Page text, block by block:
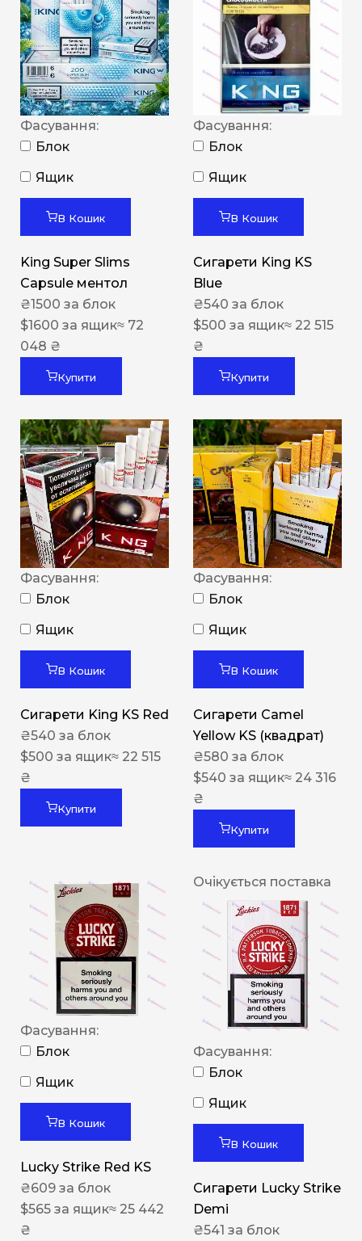
Фасування:
Блок
Ящик
В Кошик
King Super Slims
Capsule ментол
₴1500 за блок
$1600 за ящик≈ 72
048 ₴
Купити
Фасування:
Блок
Ящик
В Кошик
Сигарети King KS
Blue
₴540 за блок
$500 за ящик≈ 22 515
₴
Купити
Фасування:
Блок
Ящик
В Кошик
Сигарети King KS Red
₴540 за блок
$500 за ящик≈ 22 515
₴
Купити
Фасування:
Блок
Ящик
В Кошик
Сигарети Camel
Yellow KS (квадрат)
₴580 за блок
$540 за ящик≈ 24 316
₴
Купити
Фасування:
Блок
Ящик
В Кошик
Lucky Strike Red KS
₴609 за блок
$565 за ящик≈ 25 442
₴
Очікується поставка
Фасування:
Блок
Ящик
В Кошик
Сигарети Lucky Strike
Demi
₴541 за блок